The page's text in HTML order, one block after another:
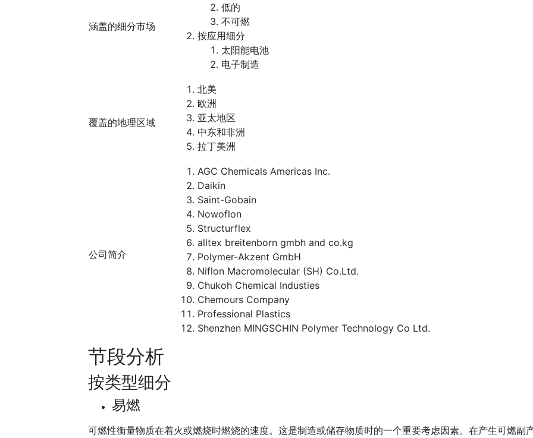
涵盖的细分市场
低的
不可燃
按应用细分
太阳能电池
电子制造
覆盖的地理区域
北美
欧洲
亚太地区
中东和非洲
拉丁美洲
公司简介
AGC Chemicals Americas Inc.
Daikin
Saint-Gobain
Nowoflon
Structurflex
alltex breitenborn gmbh and co.kg
Polymer-Akzent GmbH
Niflon Macromolecular (SH) Co.Ltd.
Chukoh Chemical Industies
Chemours Company
Professional Plastics
Shenzhen MINGSCHIN Polymer Technology Co Ltd.
节段分析
按类型细分
易燃
可燃性衡量物质在着火或燃烧时燃烧的速度。这是制造或储存物质时的一个重要考虑因素。在产生可燃副